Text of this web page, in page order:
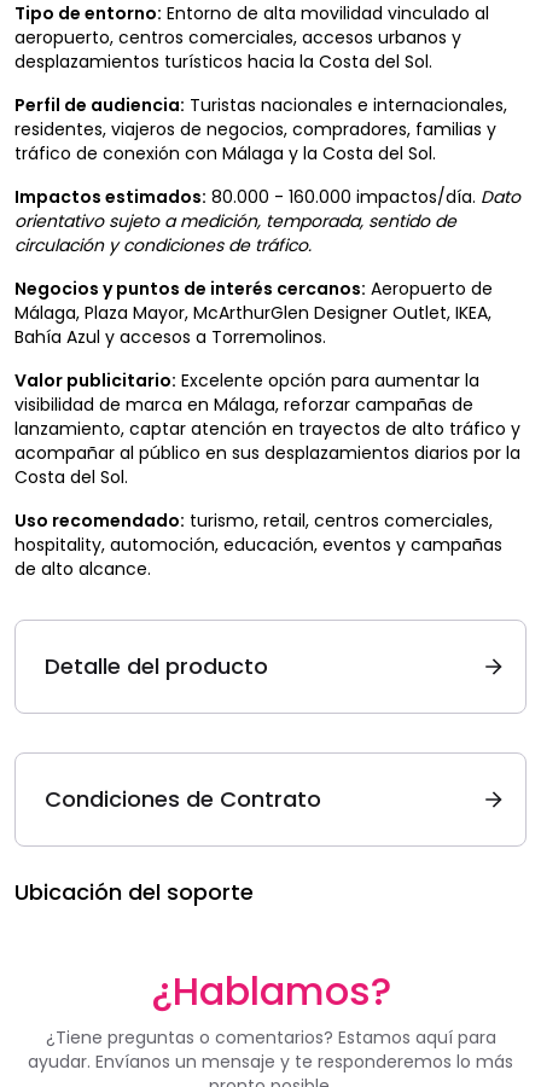
Tipo de entorno: Entorno de alta movilidad vinculado al
aeropuerto, centros comerciales, accesos urbanos y
desplazamientos turísticos hacia la Costa del Sol.
Perfil de audiencia: Turistas nacionales e internacionales,
residentes, viajeros de negocios, compradores, familias y
tráfico de conexión con Málaga y la Costa del Sol.
Impactos estimados: 80.000 - 160.000 impactos/día. Dato
orientativo sujeto a medición, temporada, sentido de
circulación y condiciones de tráfico.
Negocios y puntos de interés cercanos: Aeropuerto de
Málaga, Plaza Mayor, McArthurGlen Designer Outlet, IKEA,
Bahía Azul y accesos a Torremolinos.
Valor publicitario: Excelente opción para aumentar la
visibilidad de marca en Málaga, reforzar campañas de
lanzamiento, captar atención en trayectos de alto tráfico y
acompañar al público en sus desplazamientos diarios por la
Costa del Sol.
Uso recomendado: turismo, retail, centros comerciales,
hospitality, automoción, educación, eventos y campañas
de alto alcance.
Detalle del producto
Condiciones de Contrato
Ubicación del soporte
¿Hablamos?
¿Tiene preguntas o comentarios? Estamos aquí para
ayudar. Envíanos un mensaje y te responderemos lo más